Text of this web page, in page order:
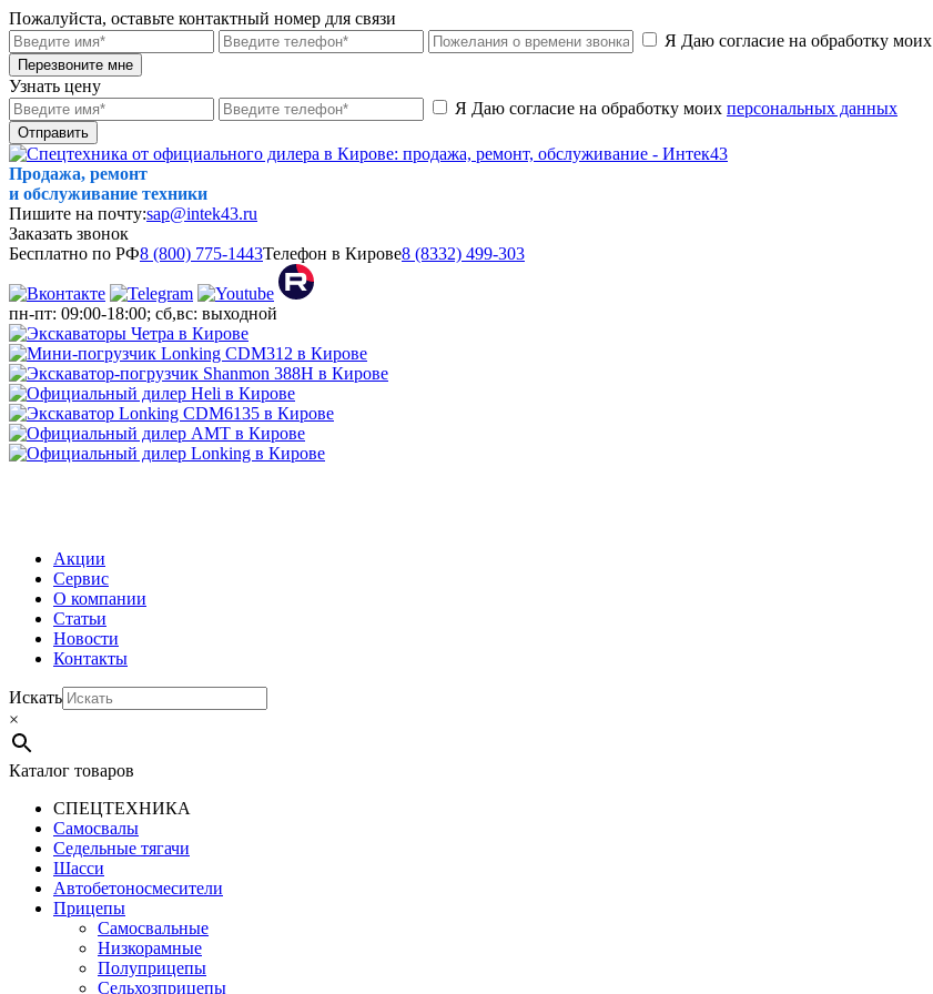
Пожалуйста, оставьте контактный номер для связи
Я Даю согласие на обработку моих
Перезвоните мне
Узнать цену
Я Даю согласие на обработку моих персональных данных
Отправить
Продажа, ремонт
и обслуживание техники
Пишите на почту:sap@intek43.ru
Заказать звонок
Бесплатно по РФ8 (800) 775-1443Телефон в Кирове8 (8332) 499-303
пн-пт: 09:00-18:00; сб,вс: выходной
Акции
Сервис
О компании
Статьи
Новости
Контакты
Искать
×
Каталог товаров
СПЕЦТЕХНИКА
Самосвалы
Седельные тягачи
Шасси
Автобетоно­смесители
Прицепы
Самосвальные
Низкорамные
Полуприцепы
Сельхозприцепы